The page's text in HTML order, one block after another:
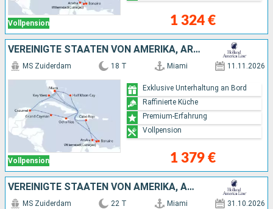
Vollpension 1 324 €
VEREINIGTE STAATEN VON AMERIKA, ARUBA, DOMINIKANISCHE REPUBLIK, BAHAMAS, JAMAIKA, CAYMAN ISLANDS, MEXIKO
Vollpension
MS Zuiderdam 18 T Miami 11.11.2026
1 379 €
Exklusive Unterhaltung an Bord
Raffinierte Küche
Premium-Erfahrung
Vollpension
VEREINIGTE STAATEN VON AMERIKA, ANTIGUA UND BARBUDA, DOMINICA, ARUBA, DOMINIKANISCHE REPUBLIK, BAHAMAS
MS Zuiderdam 22 T Miami 31.10.2026